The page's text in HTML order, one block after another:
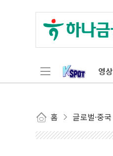
영상
홈 글로벌·중국